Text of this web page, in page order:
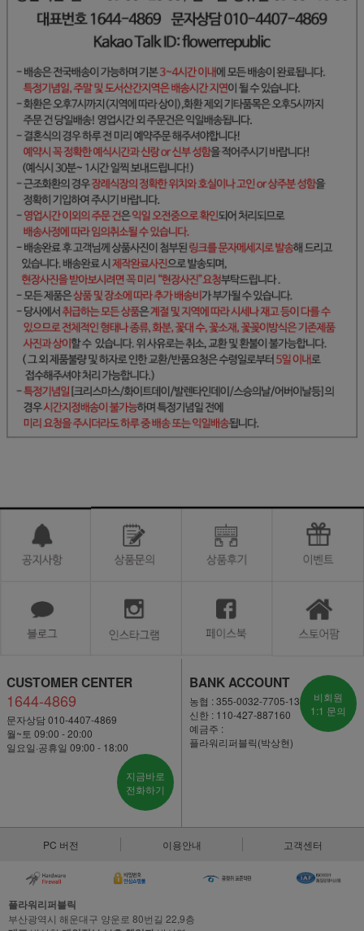
CUSTOMER CENTER
1644-4869
문자상담 010-4407-4869
월~토 09:00 - 20:00
일요일·공휴일 09:00 - 18:00
지금바로
전화하기
BANK ACCOUNT
농협 : 355-0032-7705-13
신한 : 110-427-887160
예금주 :
플라워리퍼블릭(박상현)
비회원
1:1 문의
PC 버전 이용안내 고객센터
플라워리퍼블릭
부산광역시 해운대구 양운로 80번길 22,9층